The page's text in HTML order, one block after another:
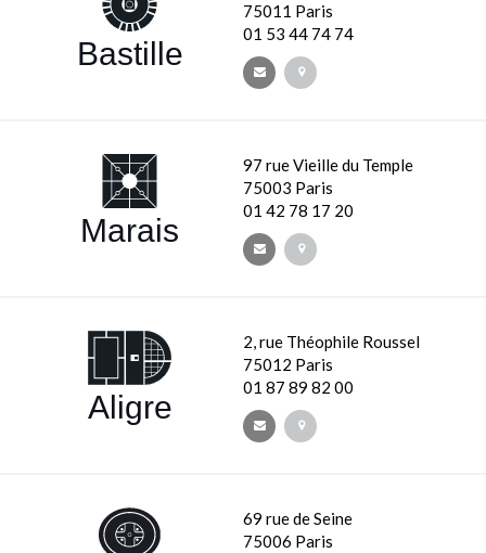
Bastille
75011 Paris
01 53 44 74 74
Marais
97 rue Vieille du Temple
75003 Paris
01 42 78 17 20
Aligre
2, rue Théophile Roussel
75012 Paris
01 87 89 82 00
69 rue de Seine
75006 Paris